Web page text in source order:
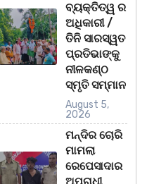
ବ୍ୟକ୍ତିତ୍ୱ ର
ଅଧିକାରୀ /
ତିନି ସାରସ୍ୱତ
ପ୍ରତିଭାଙ୍କୁ
ନୀଳକଣ୍ଠ
ସ୍ମୃତି ସମ୍ମାନ
August 5,
2026
ମନ୍ଦିର ଚୋରି
ମାମଲା
ରେପେସାଦାର